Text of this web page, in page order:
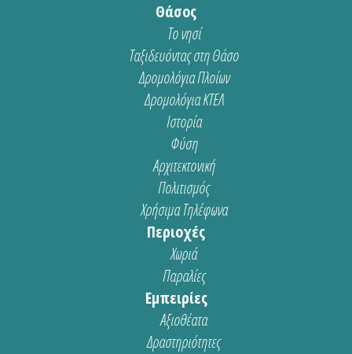
Θάσος
Το νησί
Ταξιδευόντας στη Θάσο
Δρομολόγια Πλοίων
Δρομολόγια ΚΤΕΛ
Ιστορία
Φύση
Αρχιτεκτονική
Πολιτισμός
Χρήσιμα Τηλέφωνα
Περιοχές
Χωριά
Παραλίες
Εμπειρίες
Αξιοθέατα
Δραστηριότητες